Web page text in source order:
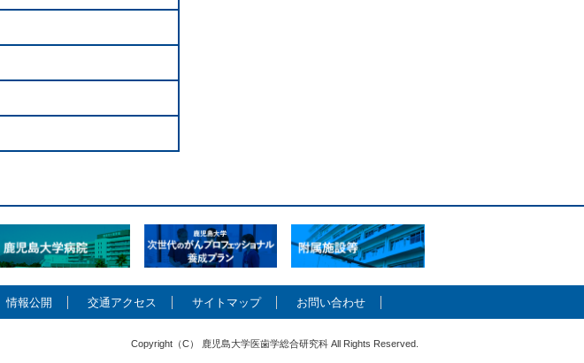
情報公開 交通アクセス サイトマップ お問い合わせ
Copyright（C） 鹿児島大学医歯学総合研究科 All Rights Reserved.